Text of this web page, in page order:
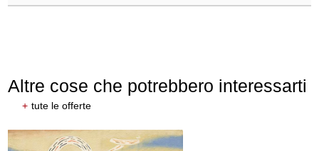
Altre cose che potrebbero interessarti
+ tute le offerte